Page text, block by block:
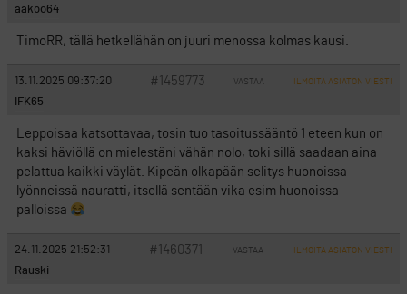
aakoo64
TimoRR, tällä hetkellähän on juuri menossa kolmas kausi.
13.11.2025 09:37:20 #1459773 VASTAA ILMOITA ASIATON VIESTI
IFK65
Leppoisaa katsottavaa, tosin tuo tasoitussääntö 1 eteen kun on
kaksi häviöllä on mielestäni vähän nolo, toki sillä saadaan aina
pelattua kaikki väylät. Kipeän olkapään selitys huonoissa
lyönneissä nauratti, itsellä sentään vika esim huonoissa
palloissa
24.11.2025 21:52:31 #1460371 VASTAA ILMOITA ASIATON VIESTI
Rauski